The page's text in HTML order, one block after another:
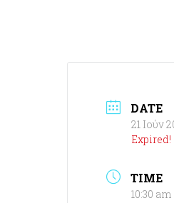
DATE
21 Ιούν
Expired!
TIME
10:30 am